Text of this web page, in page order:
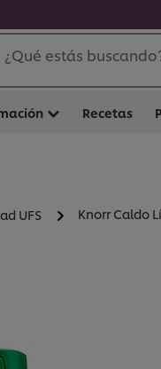
¿Qué estás
Recetas
UFS Knorr Caldo